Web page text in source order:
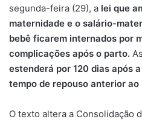
segunda-feira (29), a lei que
maternidade e o salário-
bebê ficarem internados por
complicações após o parto.
estenderá por 120 dias após
tempo de repouso anterior ao
O texto altera a Consolidação